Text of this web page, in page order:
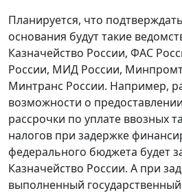
Планируется, что
основания будут такие
Казначейство России, ФАС
России, МИД России,
Минтранс России. Например,
возможности о
рассрочки по уплате ввозных
налогов при задержке
федерального бюджета будет
Казначейство России. А при
выполненный